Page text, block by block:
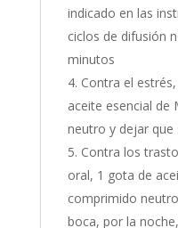
indicado en las
ciclos de difusión
minutos
Contra el
aceite esencial de
neutro y dejar que
Contra los
oral, 1 gota de
comprimido
boca, por la